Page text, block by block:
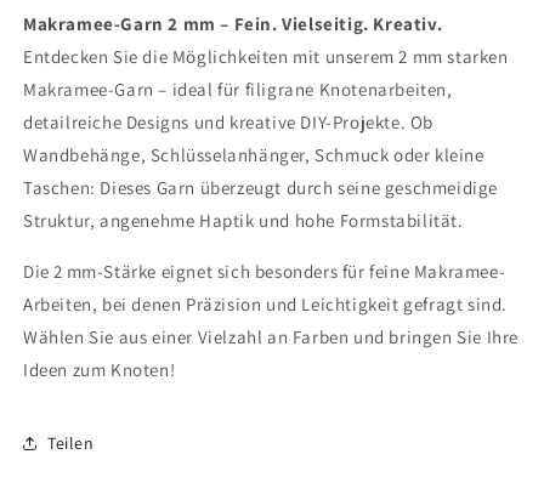
Makramee-Garn 2 mm – Fein. Vielseitig. Kreativ.
Entdecken Sie die Möglichkeiten mit unserem 2 mm starken
Makramee-Garn – ideal für filigrane Knotenarbeiten,
detailreiche Designs und kreative DIY-Projekte. Ob
Wandbehänge, Schlüsselanhänger, Schmuck oder kleine
Taschen: Dieses Garn überzeugt durch seine geschmeidige
Struktur, angenehme Haptik und hohe Formstabilität.
Die 2 mm-Stärke eignet sich besonders für feine Makramee-
Arbeiten, bei denen Präzision und Leichtigkeit gefragt sind.
Wählen Sie aus einer Vielzahl an Farben und bringen Sie Ihre
Ideen zum Knoten!
Teilen